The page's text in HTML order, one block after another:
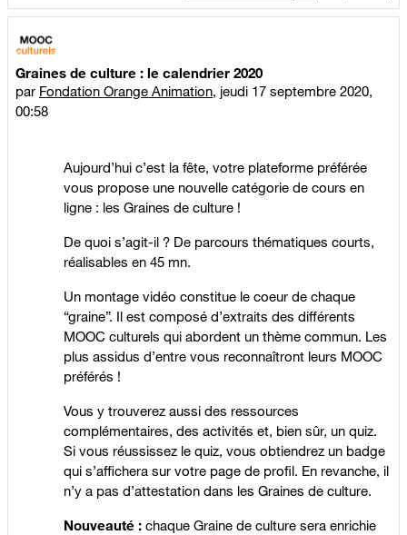
Graines de culture : le calendrier 2020
par Fondation Orange Animation jeudi 17 septembre 2020,
00:58
Aujourd’hui c’est la fête, votre plateforme préférée
vous propose une nouvelle catégorie de cours en
ligne : les Graines de culture !
De quoi s’agit-il ? De parcours thématiques courts,
réalisables en 45 mn.
Un montage vidéo constitue le coeur de chaque
“graine”. Il est composé d’extraits des différents
MOOC culturels qui abordent un thème commun. Les
plus assidus d’entre vous reconnaîtront leurs MOOC
préférés !
Vous y trouverez aussi des ressources
complémentaires, des activités et, bien sûr, un quiz.
Si vous réussissez le quiz, vous obtiendrez un badge
qui s’affichera sur votre page de profil. En revanche, il
n’y a pas d’attestation dans les Graines de culture.
Nouveauté : chaque Graine de culture sera enrichie